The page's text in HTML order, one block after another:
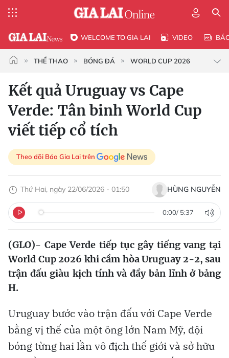
WELCOME TO GIA LAI VIDEO
THỂ THAO BÓNG ĐÁ WORLD CUP 2026
Kết quả Uruguay vs Cape
Verde: Tân binh World Cup
viết tiếp cổ tích
Theo dõi Báo Gia Lai trên
Thứ Hai, ngày 22/06/2026 - 01:50 HÙNG NGUYỄN
0:00/ 5:37
(GLO)- Cape Verde tiếp tục gây tiếng vang tại
World Cup 2026 khi cầm hòa Uruguay 2-2, sau
trận đấu giàu kịch tính và đầy bản lĩnh ở bảng
H.
Uruguay bước vào trận đấu với Cape Verde
bằng vị thế của một ông lớn Nam Mỹ, đội
bóng từng hai lần vô địch thế giới và sở hữu